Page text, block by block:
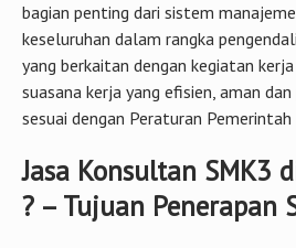
bagian penting dari sistem
keseluruhan dalam rangka
yang berkaitan dengan kegiatan
suasana kerja yang efisien, aman
sesuai dengan Peraturan
Jasa Konsultan SMK3
? – Tujuan Penerapan